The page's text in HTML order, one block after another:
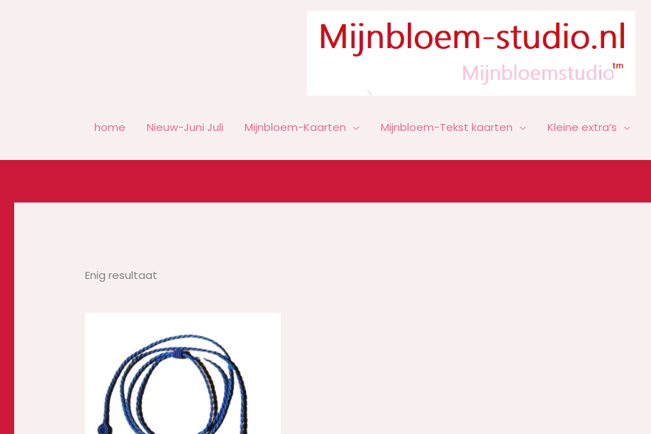
home Nieuw-Juni Juli Mijnbloem-Kaarten Mijnbloem-Tekst kaarten Kleine extra’s
Enig resultaat